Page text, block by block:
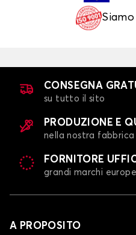
Siamo
CONSEGNA
su tutto il sito
PRODUZIONE E
nella nostra fabbrica
FORNITORE
grandi marchi
A PROPOSITO